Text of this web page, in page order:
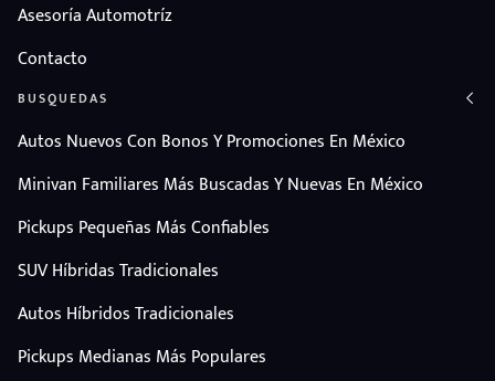
Asesoría Automotríz
Contacto
BUSQUEDAS
Autos Nuevos Con Bonos Y Promociones En México
Minivan Familiares Más Buscadas Y Nuevas En México
Pickups Pequeñas Más Confiables
SUV Híbridas Tradicionales
Autos Híbridos Tradicionales
Pickups Medianas Más Populares